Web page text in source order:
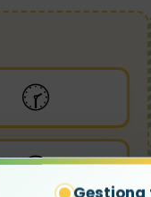
🕝
🕟